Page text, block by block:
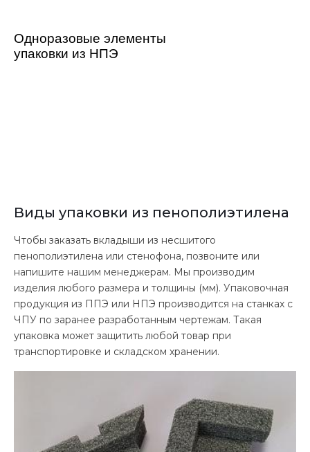
Одноразовые элементы
упаковки из НПЭ
Виды упаковки из пенополиэтилена
Чтобы заказать вкладыши из несшитого
пенополиэтилена или стенофона, позвоните или
напишите нашим менеджерам. Мы производим
изделия любого размера и толщины (мм). Упаковочная
продукция из ППЭ или НПЭ производится на станках с
ЧПУ по заранее разработанным чертежам. Такая
упаковка может защитить любой товар при
транспортировке и складском хранении.